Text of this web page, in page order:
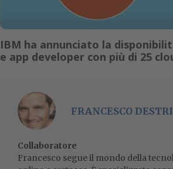
IBM ha annunciato la
e app developer con più di 25
FRANCESCO DESTRI
Collaboratore
Francesco segue il mondo della